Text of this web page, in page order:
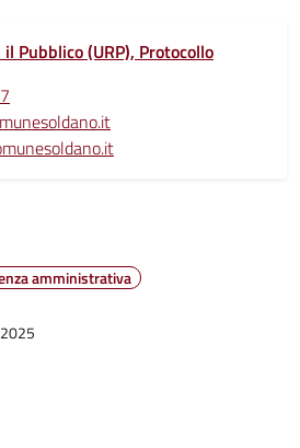
Pubblico (URP), Protocollo
amministrativa